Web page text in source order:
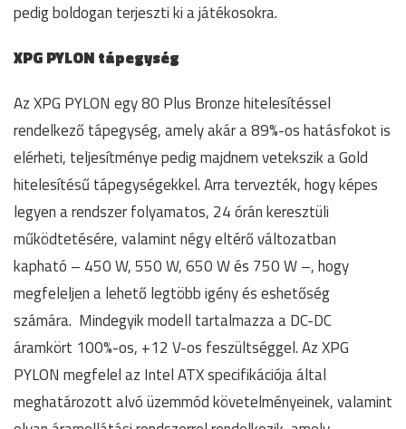
pedig boldogan terjeszti ki a játékosokra.
XPG PYLON tápegység
Az XPG PYLON egy 80 Plus Bronze hitelesítéssel
rendelkező tápegység, amely akár a 89%-os hatásfokot is
elérheti, teljesítménye pedig majdnem vetekszik a Gold
hitelesítésű tápegységekkel. Arra tervezték, hogy képes
legyen a rendszer folyamatos, 24 órán keresztüli
működtetésére, valamint négy eltérő változatban
kapható – 450 W, 550 W, 650 W és 750 W –, hogy
megfeleljen a lehető legtöbb igény és eshetőség
számára. Mindegyik modell tartalmazza a DC-DC
áramkört 100%-os, +12 V-os feszültséggel. Az XPG
PYLON megfelel az Intel ATX specifikációja által
meghatározott alvó üzemmód követelményeinek, valamint